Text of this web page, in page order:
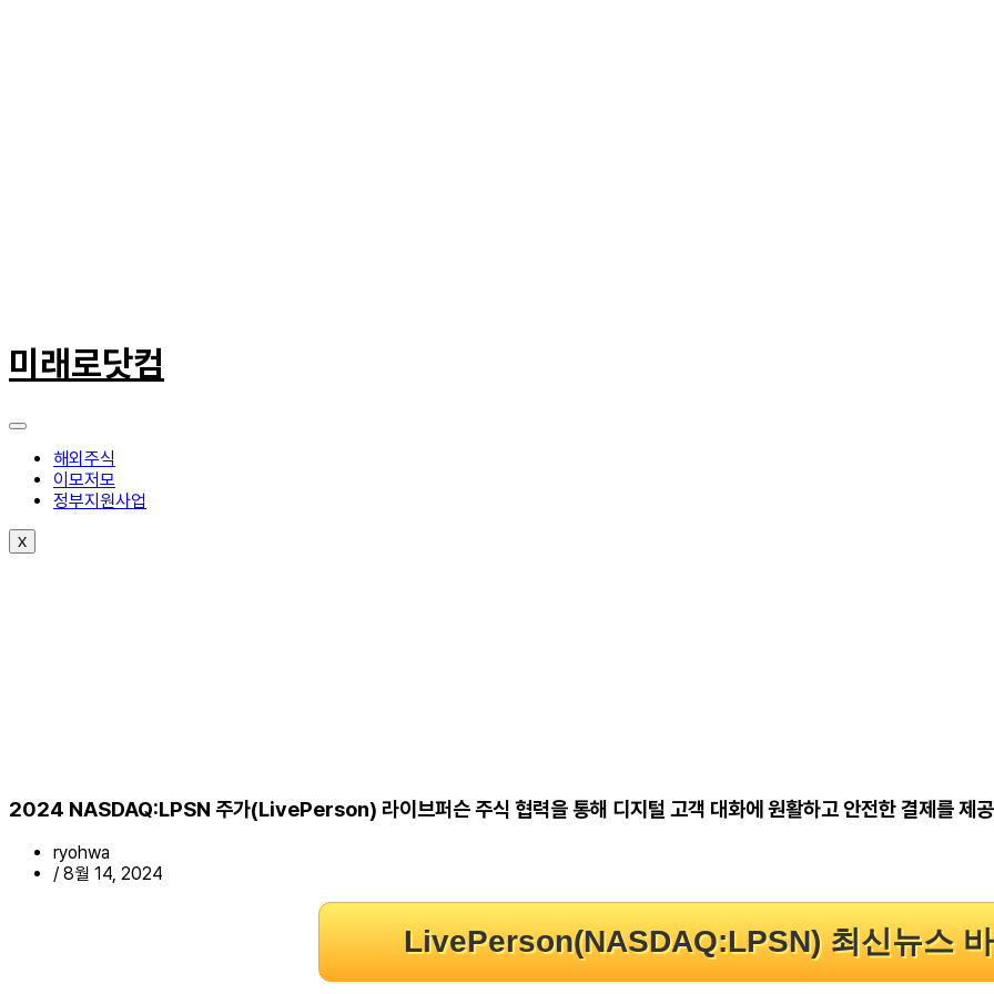
텐
츠
너
미래로닷컴
해외주식
이모저모
정부지원사업
X
2024 NASDAQ:LPSN 주가(LivePerson) 라이브퍼슨 주식 협력을 통해 디지털 고객 대화에 원활하고 안전한 결제를 제공
ryohwa
/ 8월 14, 2024
LivePerson(NASDAQ:LPSN) 최신뉴스